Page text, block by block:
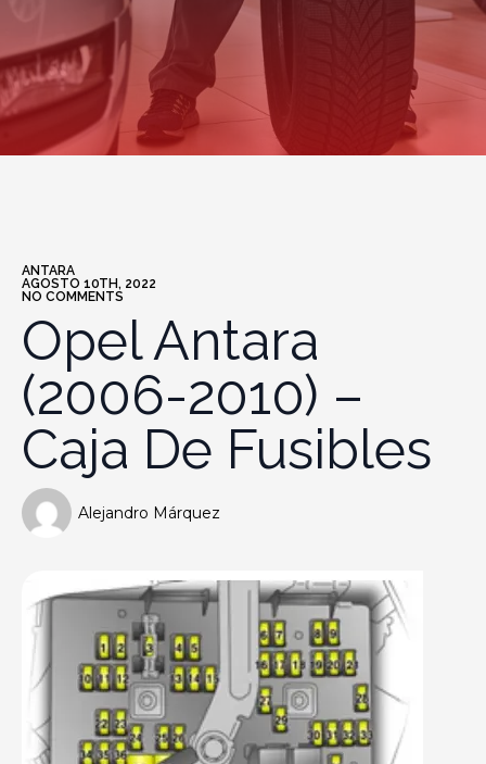
ANTARA
AGOSTO 10TH, 2022
NO COMMENTS
Opel Antara
(2006-2010) –
Caja De Fusibles
Alejandro Márquez